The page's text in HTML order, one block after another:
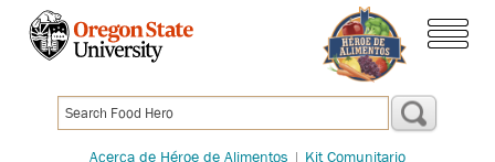
Pasar
principal
Acerca de Héroe de Alimentos | Kit Comunitario